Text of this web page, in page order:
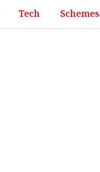
Tech Schemes